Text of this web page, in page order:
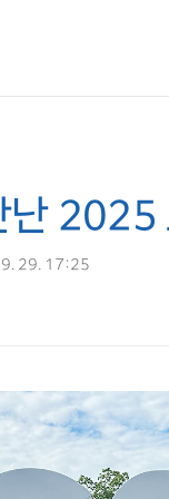
난 2025
29. 17:25